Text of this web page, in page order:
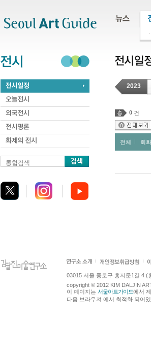
통합검색
2023
0 건
전체 회화
03015 서울 종로구 홍지문1길 4 (
copyright © 2012 KIM DALJIN
이 페이지는 서울아트가이드에서
다음 브라우져 에서 최적화 되어